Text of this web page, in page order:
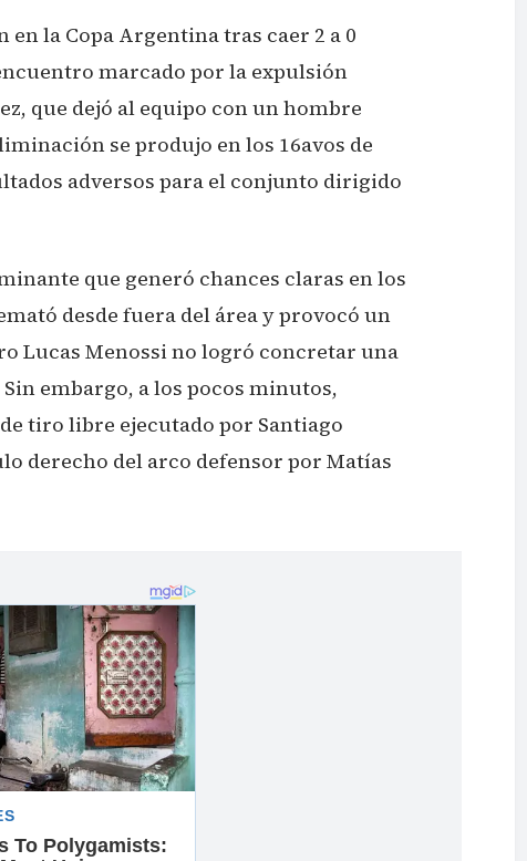
la Copa Argentina tras caer 2 a 0
marcado por la expulsión
que dejó al equipo con un hombre
se produjo en los 16avos de
adversos para el conjunto dirigido
que generó chances claras en los
desde fuera del área y provocó un
Lucas Menossi no logró concretar una
embargo, a los pocos minutos,
tiro libre ejecutado por Santiago
derecho del arco defensor por Matías